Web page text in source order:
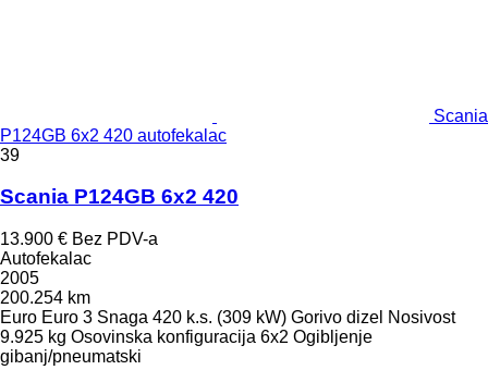
Scania
P124GB 6x2 420 autofekalac
39
Scania P124GB 6x2 420
13.900 € Bez PDV-a
Autofekalac
2005
200.254 km
Euro Euro 3 Snaga 420 k.s. (309 kW) Gorivo dizel Nosivost
9.925 kg Osovinska konfiguracija 6x2 Ogibljenje
gibanj/pneumatski